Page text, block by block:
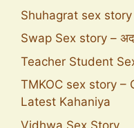
Shuhagrat sex story
Swap Sex story –
Teacher Student
TMKOC sex story –
Latest Kahaniya
Vidhwa Sex Story